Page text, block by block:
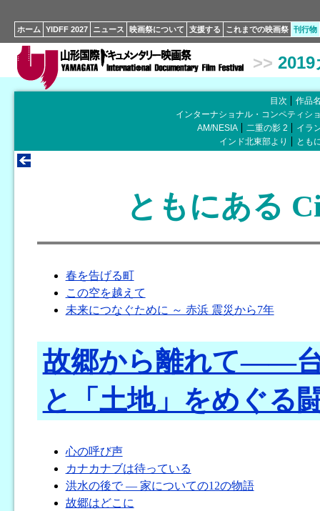
ホーム YIDFF 2027 ニュース 映画祭について 支援する これまでの映画祭 刊行物
>>
目次
作品
インターナショナル・コンペティシ
AM/NESIA
二重の影 2
イラ
インド北東部より
とも
ともにある
春を告げる町
この空を越えて
未来につなぐために ～ 赤浜 震災から7年
故郷から離れて――
と「土地」をめぐる
心の呼び声
カナカナブは待っている
洪水の後で ― 家についての12の物語
故郷はどこに